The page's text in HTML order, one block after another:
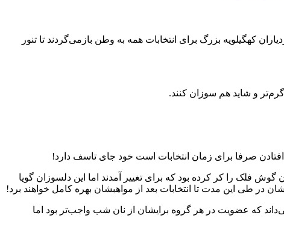
کهگیلویه بزرگ برای انتخابات همه به وطن باز‌می‌گردند تا تنور
و شاید هم سوزان کنند.
صرفا برای زمان انتخابات است خود جای تاسف دارد!
فلک را کر کرده بود که برای تغییر آمدند اما این دلسوزان گویا
در طی این مدت تا انتخابات بعد از مواهبشان بهره کامل خواهند برد!
که عضویت در هر گروه برایشان از نان شب واجب‌تر بود اما